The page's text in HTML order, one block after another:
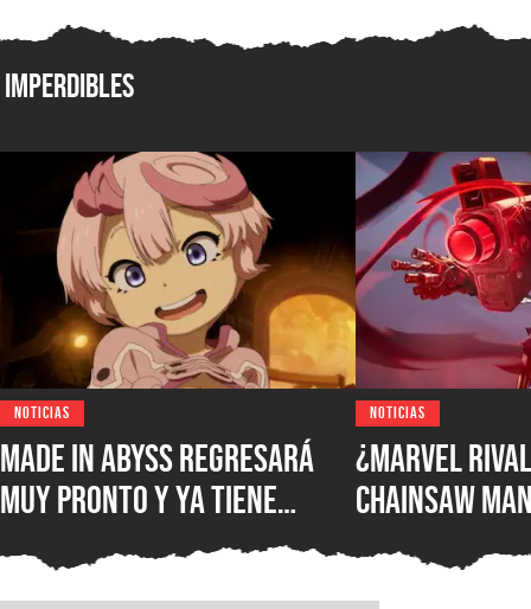
Imperdibles
NOTICIAS
Made in Abyss regresará
muy pronto y ya tiene
ventana de estreno, la
nueva película llegará a
NOTICIAS
¿Marvel
Chainsaw
comparan a
Demonio